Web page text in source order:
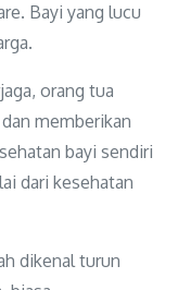
Bayi yang lucu
orang tua
memberikan
bayi sendiri
dari kesehatan
dikenal turun